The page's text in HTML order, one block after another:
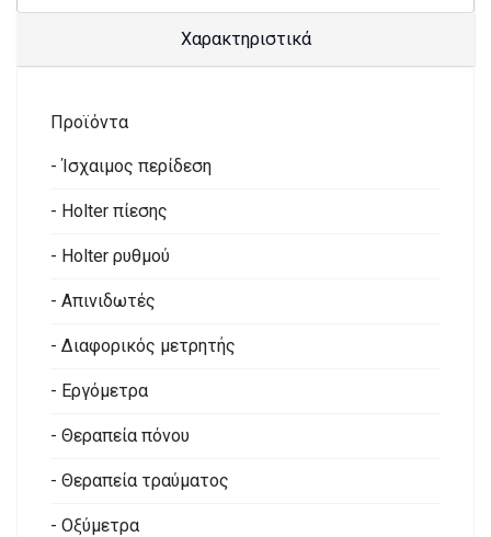
Χαρακτηριστικά
Προϊόντα
- Ίσχαιμος περίδεση
- Holter πίεσης
- Holter ρυθμού
- Απινιδωτές
- Διαφορικός μετρητής
- Εργόμετρα
- Θεραπεία πόνου
- Θεραπεία τραύματος
- Οξύμετρα